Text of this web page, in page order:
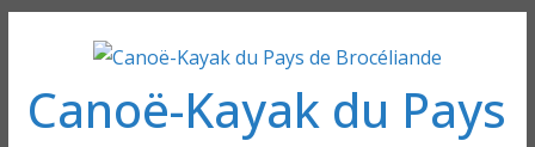
contenu
Canoë-Kayak du Pays